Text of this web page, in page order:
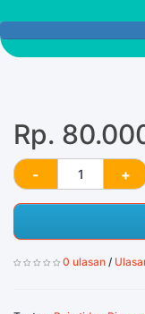
Rp.
0 ulasan /